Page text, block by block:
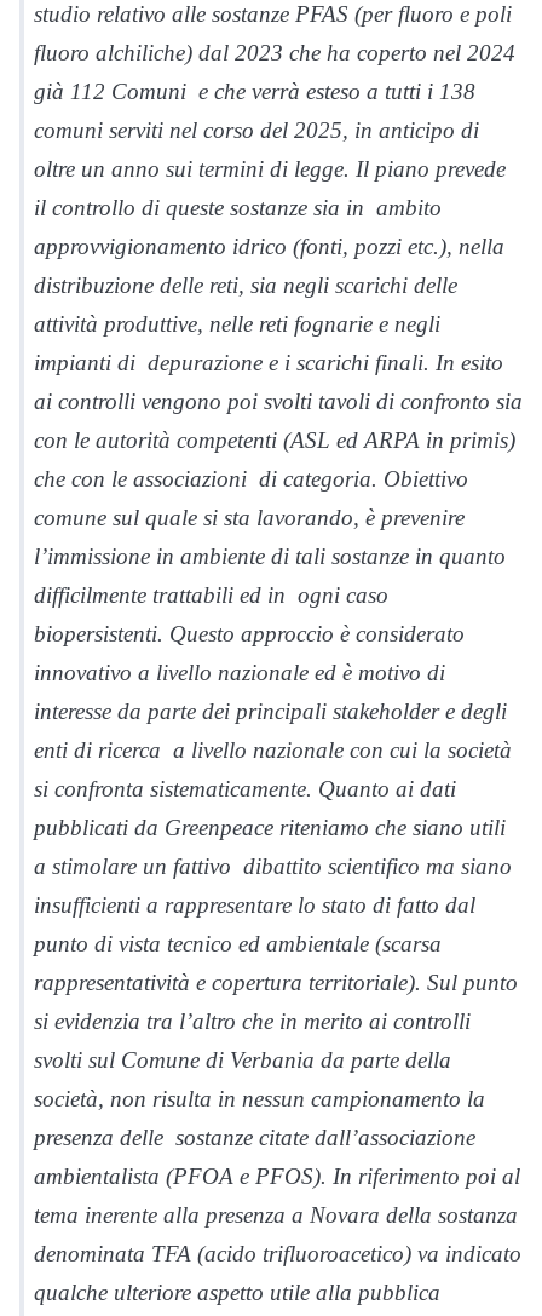
studio relativo alle sostanze PFAS (per fluoro e poli
fluoro alchiliche) dal 2023 che ha coperto nel 2024
già 112 Comuni e che verrà esteso a tutti i 138
comuni serviti nel corso del 2025, in anticipo di
oltre un anno sui termini di legge. Il piano prevede
il controllo di queste sostanze sia in ambito
approvvigionamento idrico (fonti, pozzi etc.), nella
distribuzione delle reti, sia negli scarichi delle
attività produttive, nelle reti fognarie e negli
impianti di depurazione e i scarichi finali. In esito
ai controlli vengono poi svolti tavoli di confronto sia
con le autorità competenti (ASL ed ARPA in primis)
che con le associazioni di categoria. Obiettivo
comune sul quale si sta lavorando, è prevenire
l’immissione in ambiente di tali sostanze in quanto
difficilmente trattabili ed in ogni caso
biopersistenti. Questo approccio è considerato
innovativo a livello nazionale ed è motivo di
interesse da parte dei principali stakeholder e degli
enti di ricerca a livello nazionale con cui la società
si confronta sistematicamente. Quanto ai dati
pubblicati da Greenpeace riteniamo che siano utili
a stimolare un fattivo dibattito scientifico ma siano
insufficienti a rappresentare lo stato di fatto dal
punto di vista tecnico ed ambientale (scarsa
rappresentatività e copertura territoriale). Sul punto
si evidenzia tra l’altro che in merito ai controlli
svolti sul Comune di Verbania da parte della
società, non risulta in nessun campionamento la
presenza delle sostanze citate dall’associazione
ambientalista (PFOA e PFOS). In riferimento poi al
tema inerente alla presenza a Novara della sostanza
denominata TFA (acido trifluoroacetico) va indicato
qualche ulteriore aspetto utile alla pubblica